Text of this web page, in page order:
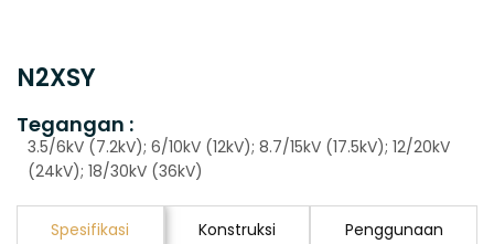
N2XSY
Tegangan :
3.5/6kV (7.2kV); 6/10kV (12kV); 8.7/15kV (17.5kV); 12/20kV
(24kV); 18/30kV (36kV)
Spesifikasi Konstruksi Penggunaan